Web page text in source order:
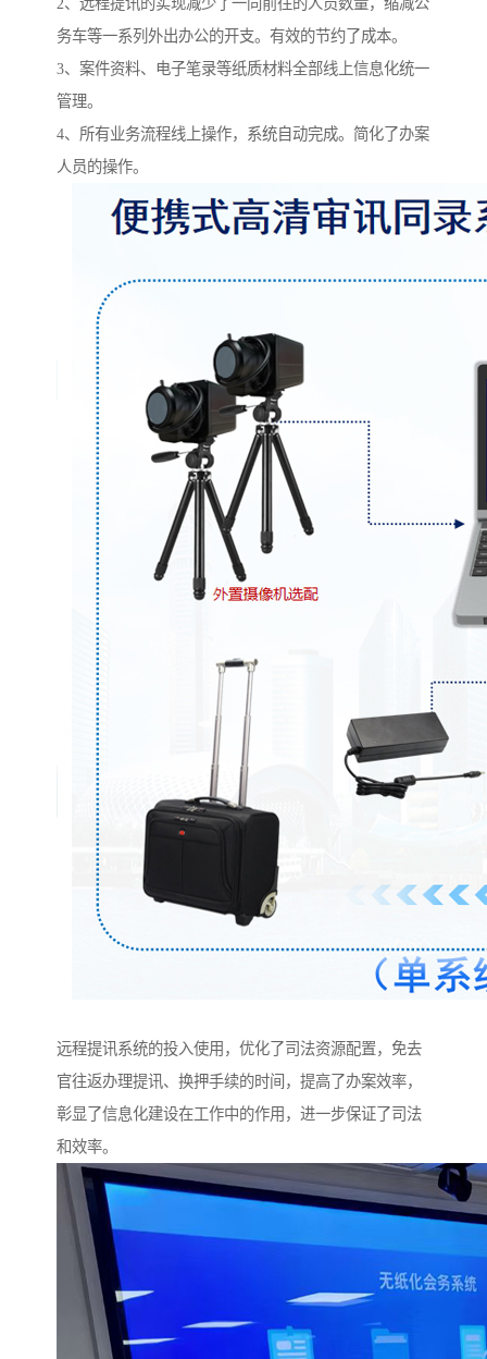
2、远程提讯的实现减少了一同前往的人员数量，缩减公
务车等一系列外出办公的开支。有效的节约了成本。
3、案件资料、电子笔录等纸质材料全部线上信息化统一
管理。
4、所有业务流程线上操作，系统自动完成。简化了办案
人员的操作。
远程提讯系统的投入使用，优化了司法资源配置，免去
官往返办理提讯、换押手续的时间，提高了办案效率，
彰显了信息化建设在工作中的作用，进一步保证了司法
和效率。